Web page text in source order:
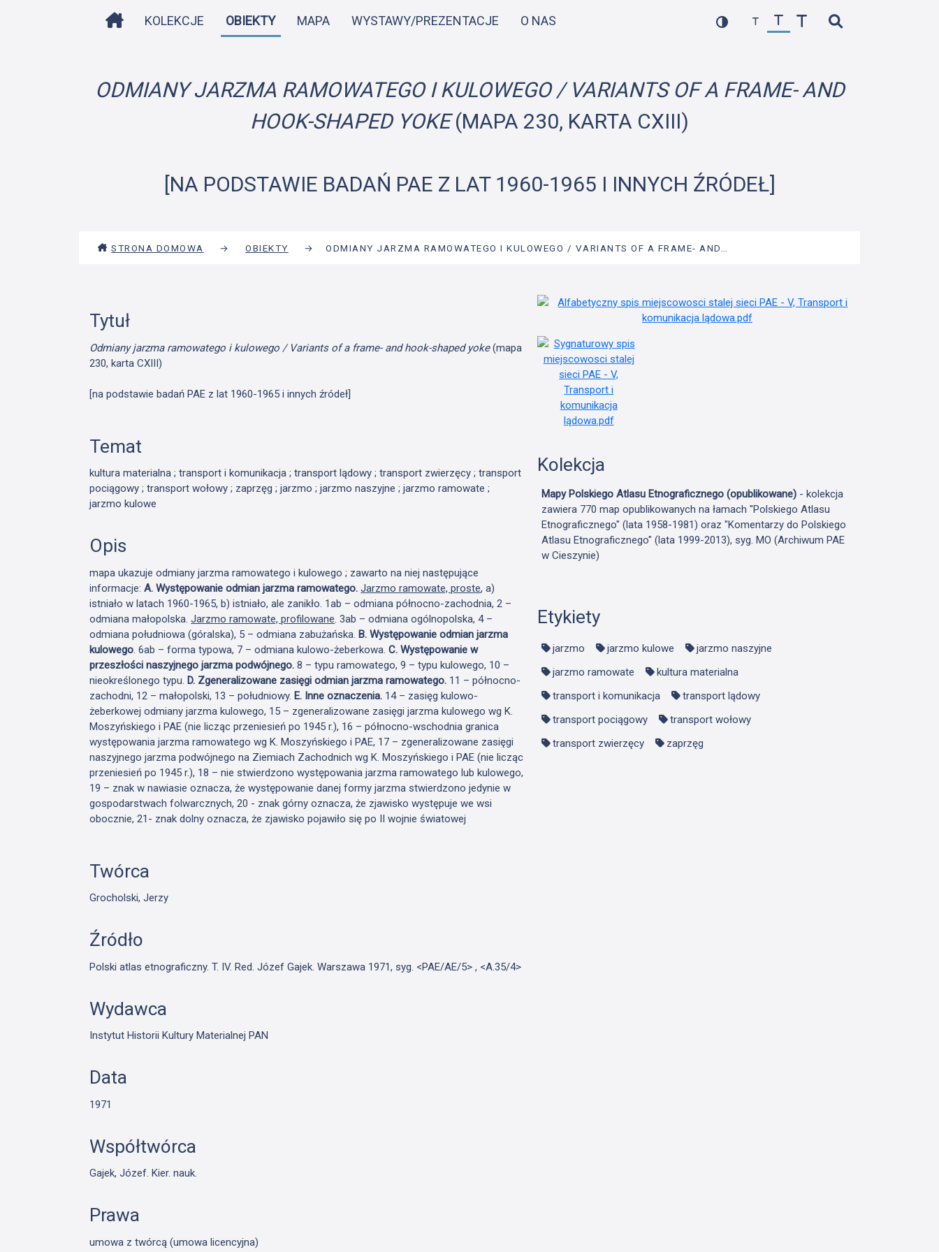
do
STRONA DOMOWA
KOLEKCJE OBIEKTY MAPA WYSTAWY/PREZENTACJE O NAS
ODMIANY JARZMA RAMOWATEGO I KULOWEGO / VARIANTS OF A FRAME- AND
HOOK-SHAPED YOKE(MAPA 230, KARTA CXIII)
[NA PODSTAWIE BADAŃ PAE Z LAT 1960-1965 I INNYCH ŹRÓDEŁ]
STRONA DOMOWA → OBIEKTY → ODMIANY JARZMA RAMOWATEGO I KULOWEGO / VARIANTS OF A FRAME- AND…
Tytuł
Odmiany jarzma ramowatego i kulowego / Variants of a frame- and hook-shaped yoke(mapa
230, karta CXIII)
[na podstawie badań PAE z lat 1960-1965 i innych źródeł]
Temat
kultura materialna ; transport i komunikacja ; transport lądowy ; transport zwierzęcy ; transport
pociągowy ; transport wołowy ; zaprzęg ; jarzmo ; jarzmo naszyjne ; jarzmo ramowate ;
jarzmo kulowe
Opis
mapa ukazuje odmiany jarzma ramowatego i kulowego ; zawarto na niej następujące
informacje:A. Występowanie odmian jarzma ramowatego. Jarzmo ramowate, proste, a)
istniało w latach 1960-1965, b) istniało, ale zanikło. 1ab – odmiana północno-zachodnia, 2 –
odmiana małopolska.Jarzmo ramowate, profilowane. 3ab – odmiana ogólnopolska, 4 –
odmiana południowa (góralska), 5 – odmiana zabużańska. B. Występowanie odmian jarzma
kulowego. 6ab – forma typowa, 7 – odmiana kulowo-żeberkowa.C. Występowanie w
przeszłości naszyjnego jarzma podwójnego. 8 – typu ramowatego, 9 – typu kulowego, 10 –
nieokreślonego typu. D. Zgeneralizowane zasięgi odmian jarzma ramowatego. 11 – północno-
zachodni, 12 – małopolski, 13 – południowy. E. Inne oznaczenia. 14 – zasięg kulowo-
żeberkowej odmiany jarzma kulowego, 15 – zgeneralizowane zasięgi jarzma kulowego wg K.
Moszyńskiego i PAE (nie licząc przeniesień po 1945 r.), 16 – północno-wschodnia granica
występowania jarzma ramowatego wg K. Moszyńskiego i PAE, 17 – zgeneralizowane zasięgi
naszyjnego jarzma podwójnego na Ziemiach Zachodnich wg K. Moszyńskiego i PAE (nie licząc
przeniesień po 1945 r.), 18 – nie stwierdzono występowania jarzma ramowatego lub kulowego,
19 – znak w nawiasie oznacza, że występowanie danej formy jarzma stwierdzono jedynie w
gospodarstwach folwarcznych, 20 - znak górny oznacza, że zjawisko występuje we wsi
obocznie, 21- znak dolny oznacza, że zjawisko pojawiło się po II wojnie światowej
Twórca
Grocholski, Jerzy
Źródło
Polski atlas etnograficzny. T. IV. Red. Józef Gajek. Warszawa 1971, syg. <PAE/AE/5> , <A.35/4>
Wydawca
Instytut Historii Kultury Materialnej PAN
Data
1971
Współtwórca
Gajek, Józef. Kier. nauk.
Prawa
umowa z twórcą (umowa licencyjna)
Kolekcja
Mapy Polskiego Atlasu Etnograficznego (opublikowane)- kolekcja
zawiera 770 map opublikowanych na łamach "Polskiego Atlasu
Etnograficznego" (lata 1958-1981) oraz "Komentarzy do Polskiego
Atlasu Etnograficznego" (lata 1999-2013), syg. MO (Archiwum PAE
w Cieszynie)
Etykiety
jarzmo jarzmo kulowe
jarzmo naszyjne
jarzmo ramowate
kultura materialna
transport i komunikacja
transport lądowy
transport pociągowy
transport wołowy
transport zwierzęcy
zaprzęg